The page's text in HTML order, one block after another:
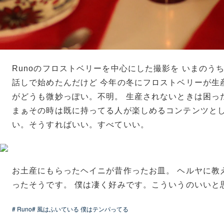
Runoのフロストベリーを中心にした撮影を いまのう
話しで始めたんだけど 今年の冬にフロストベリーが生
がどうも微妙っぽい。不明。 生産されないときは困っ
まぁその時は既に持ってる人が楽しめるコンテンツと
い。そうすればいい。すべていい。
お土産にもらったヘイニが昔作ったお皿。 ヘルヤに教
ったそうです。 僕は凄く好みです。こういうのいいと
# Runo# 風はふいている 僕はテンパってる